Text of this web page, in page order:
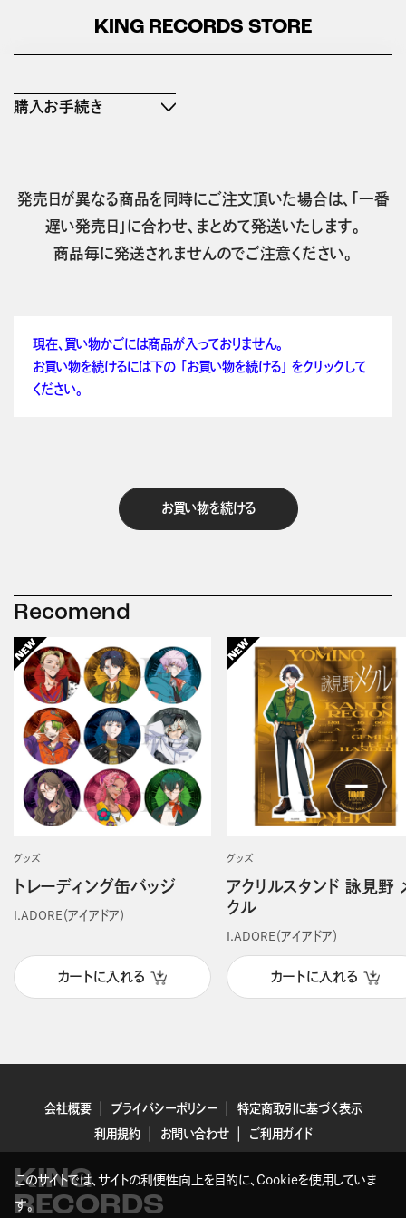
KING RECORDS STORE
購入お手続き
発売日が異なる商品を同時にご注文頂いた場合は、「一番
遅い発売日」に合わせ、まとめて発送いたします。
商品毎に発送されませんのでご注意ください。
現在、買い物かごには商品が入っておりません。
お買い物を続けるには下の 「お買い物を続ける」 をクリックして
ください。
お買い物を続ける
Recomend
グッズ
トレーディング缶バッジ
I.ADORE（アイアドア）
カートに入れる
グッズ
アクリルスタンド 詠見野
クル
I.ADORE（アイアドア）
カートに入れる
会社概要 プライバシーポリシー
特定商取引に基づく表示
利用規約
お問い合わせ ご利用ガイド
KING
RECORDS
このサイトでは、サイトの利便性向上を目的に、Cookieを使用していま
す。